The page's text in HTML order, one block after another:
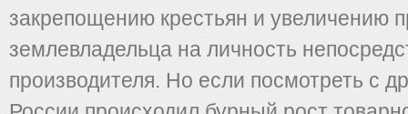
закрепощению крестьян и увеличению
землевладельца на личность
производителя. Но если посмотреть с